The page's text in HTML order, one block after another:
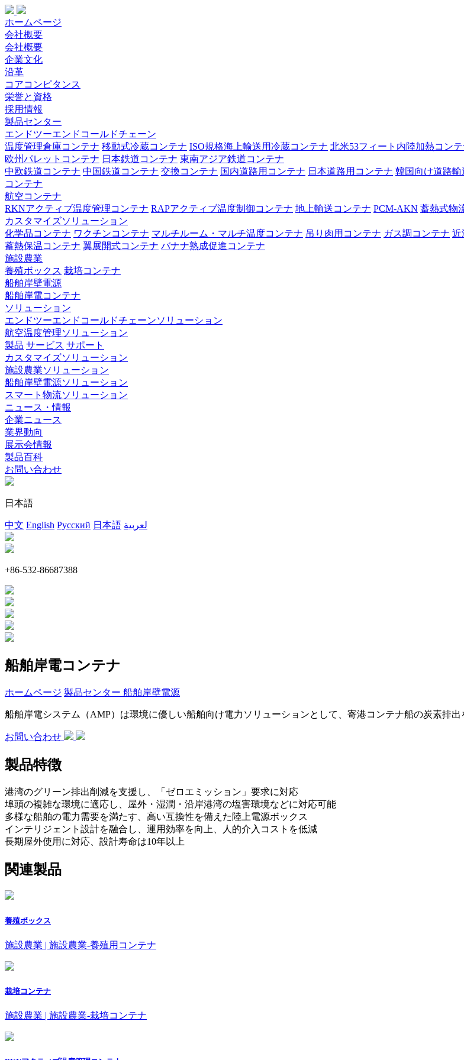
ホームページ
会社概要
会社概要
企業文化
沿革
コアコンピタンス
栄誉と資格
採用情報
製品センター
エンドツーエンドコールドチェーン
温度管理倉庫コンテナ 移動式冷蔵コンテナ ISO規格海上輸送用冷蔵コンテナ 北米53フィート内陸加熱コンテ
欧州パレットコンテナ 日本鉄道コンテナ 東南アジア鉄道コンテナ
中欧鉄道コンテナ 中国鉄道コンテナ 交換コンテナ 国内道路用コンテナ 日本道路用コンテナ 韓国向け道路
コンテナ
航空コンテナ
RKNアクティブ温度管理コンテナ RAPアクティブ温度制御コンテナ 地上輸送コンテナ PCM-AKN 蓄熱式物
カスタマイズソリューション
化学品コンテナ ワクチンコンテナ マルチルーム・マルチ温度コンテナ 吊り肉用コンテナ ガス調コンテナ 近
蓄熱保温コンテナ 翼展開式コンテナ バナナ熟成促進コンテナ
施設農業
養殖ボックス 栽培コンテナ
船舶岸壁電源
船舶岸電コンテナ
ソリューション
エンドツーエンドコールドチェーンソリューション
航空温度管理ソリューション
製品 サービス サポート
カスタマイズソリューション
施設農業ソリューション
船舶岸壁電源ソリューション
スマート物流ソリューション
ニュース・情報
企業ニュース
業界動向
展示会情報
製品百科
お問い合わせ
日本語
中文 English Русский 日本語 لعربية
+86-532-86687388
船舶岸電コンテナ
ホームページ 製品センター 船舶岸壁電源
船舶岸電システム（AMP）は環境に優しい船舶向け電力ソリューションとして、寄港コンテナ船の炭素排
お問い合わせ
製品特徴
港湾のグリーン排出削減を支援し、「ゼロエミッション」要求に対応
埠頭の複雑な環境に適応し、屋外・湿潤・沿岸港湾の塩害環境などに対応可能
多様な船舶の電力需要を満たす、高い互換性を備えた陸上電源ボックス
インテリジェント設計を融合し、運用効率を向上、人的介入コストを低減
長期屋外使用に対応、設計寿命は10年以上
関連製品
養殖ボックス
施設農業 | 施設農業-養殖用コンテナ
栽培コンテナ
施設農業 | 施設農業-栽培コンテナ